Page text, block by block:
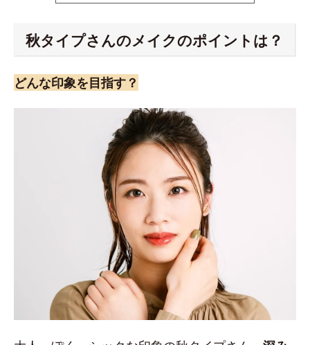
秋タイプさんのメイクのポイントは？
どんな印象を目指す？